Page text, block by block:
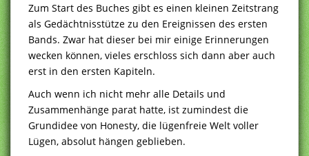
Zum Start des Buches gibt es einen kleinen Zeitstrang
als Gedächtnisstütze zu den Ereignissen des ersten
Bands. Zwar hat dieser bei mir einige Erinnerungen
wecken können, vieles erschloss sich dann aber auch
erst in den ersten Kapiteln.
Auch wenn ich nicht mehr alle Details und
Zusammenhänge parat hatte, ist zumindest die
Grundidee von Honesty, die lügenfreie Welt voller
Lügen, absolut hängen geblieben.